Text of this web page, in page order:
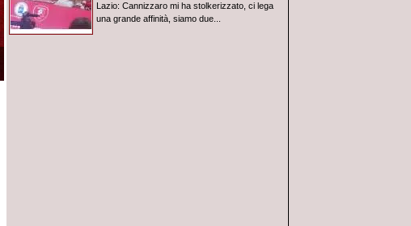
Lazio: Cannizzaro mi ha stolkerizzato, ci lega
una grande affinità, siamo due...